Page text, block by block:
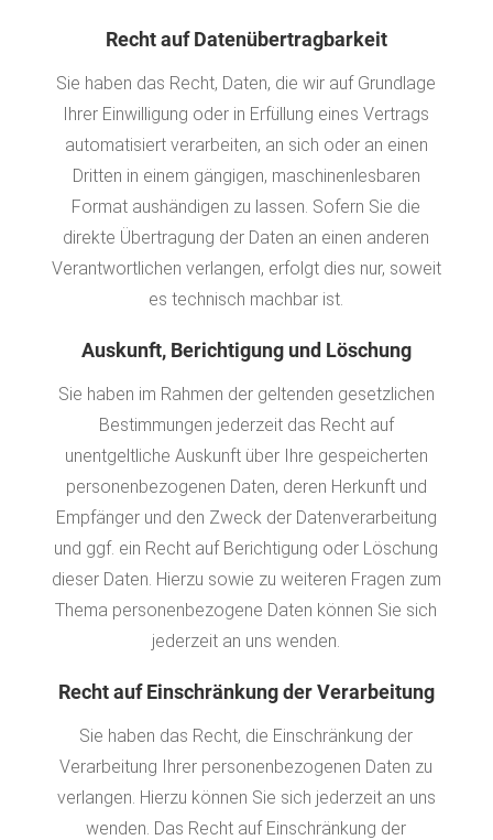
Recht auf Daten­übertrag­barkeit
Sie haben das Recht, Daten, die wir auf Grundlage
Ihrer Einwilligung oder in Erfüllung eines Vertrags
automatisiert verarbeiten, an sich oder an einen
Dritten in einem gängigen, maschinenlesbaren
Format aushändigen zu lassen. Sofern Sie die
direkte Übertragung der Daten an einen anderen
Verantwortlichen verlangen, erfolgt dies nur, soweit
es technisch machbar ist.
Auskunft, Berichtigung und Löschung
Sie haben im Rahmen der geltenden gesetzlichen
Bestimmungen jederzeit das Recht auf
unentgeltliche Auskunft über Ihre gespeicherten
personenbezogenen Daten, deren Herkunft und
Empfänger und den Zweck der Datenverarbeitung
und ggf. ein Recht auf Berichtigung oder Löschung
dieser Daten. Hierzu sowie zu weiteren Fragen zum
Thema personenbezogene Daten können Sie sich
jederzeit an uns wenden.
Recht auf Einschränkung der Verarbeitung
Sie haben das Recht, die Einschränkung der
Verarbeitung Ihrer personenbezogenen Daten zu
verlangen. Hierzu können Sie sich jederzeit an uns
wenden. Das Recht auf Einschränkung der